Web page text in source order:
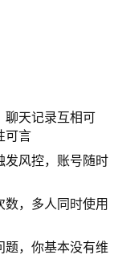
聊天记录互相可
可言
发风控，账号随时
数，多人同时使用
题，你基本没有维